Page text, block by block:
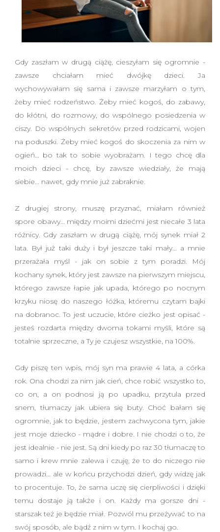
Gdy zaszłam w drugą ciążę, cieszyłam się ogromnie -
zawsze chciałam mieć dwójkę dzieci. Ja
wychowywałam się sama i zawsze marzyłam o tym,
żeby mieć rodzeństwo. Żeby mieć kogoś, do zabawy,
do kłótni, do rozmowy, do wspólnego posiedzenia w
ciszy. Do wspólnych sekretów przed rodzicami, wojen
na poduszki. Żeby mieć kogoś do skoczenia za nim w
ogień... bo tak to sobie wyobrażam. I tego chcę dla
moich dzieci - chcę, by zawsze wiedziały, że mają
siebie... nawet, gdy mnie już zabraknie.
Z drugiej strony, muszę przyznać, miałam również
spore obawy... między moimi dziećmi jest niecałe 3 lata
różnicy. Gdy zaszłam w drugą ciążę, mój synek miał 2
lata. Był już taki duży i był jeszcze taki mały... a mnie
przerażała myśl - jak on sobie z tym poradzi. Mój
kochany synek, który jest zawsze na pierwszym miejscu,
którego zawsze łapie jak upada, którego po nocnym
krzyku niosę do naszego łóżka, któremu czytam bajki
na dobranoc. To jest uczucie, które cieżko jest opisać -
jesteś rozdarta między dwoma tokami myśli, które są
totalnie sprzeczne, a Ty je czujesz wszystkie, na 100%.
Gdy piszę ten wpis, mój syn ma prawie 4 lata, a córka
rok. Ona chodzi za nim jak cień, chce robić wszystko to,
co on, a on podnosi ją po upadku, przytula przed
snem, tłumaczy jak ubiera się buty. Choć bałam się
ogromnie, jak to będzie, jestem zachwycona tym, jakie
jest moje dziecko - mądre i dobre. I nie chodzi o to, że
jest idealnie - nie jest. Są dni kiedy po raz 30 tłumaczę to
samo i krew mnie zalewa i czuję, że to do niczego nie
prowadzi... ale w końcu przychodzi dzień, gdy widzę jak
to procentuje. To, że sama uczę się cierpliwości i dzięki
temu dostaje ją także i on. Każdy ma gorsze dni -
starszak też je będzie miał. Pozwól mu przeżywać to na
swój sposób, ale bądź z nim w tym. I kochaj go.